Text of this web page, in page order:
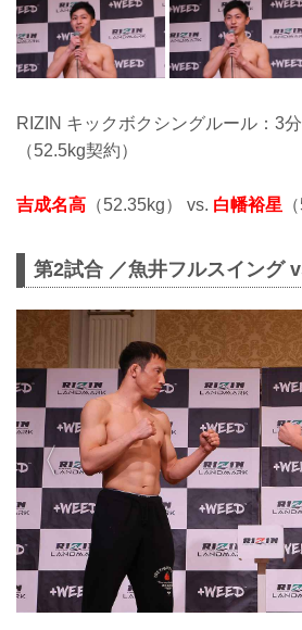
RIZIN キックボクシングルール：3
（52.5kg契約）
吉成名高 （52.35kg） vs. 白幡裕星
第2試合 ／魚井フルスイング